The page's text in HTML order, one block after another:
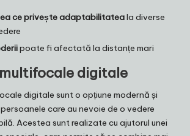
ce privește adaptabilitateala diverse
poate fi afectată la distanțe mari
digitale
digitale sunt o opțiune modernă și
care au nevoie de o vedere
Acestea sunt realizate cu ajutorul unei